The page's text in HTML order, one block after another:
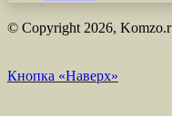
© Copyright 2026,
Кнопка «Наверх»